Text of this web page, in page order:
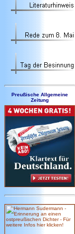
Preußische Allgemeine
Zeitung